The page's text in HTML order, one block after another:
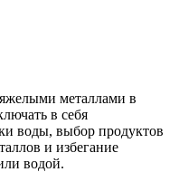
металлами в
в себя
воды, выбор продуктов
и избегание
водой.